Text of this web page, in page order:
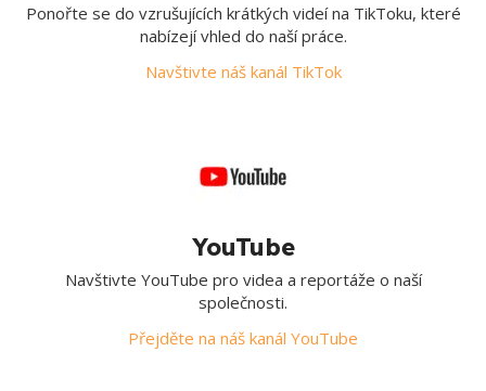
Ponořte se do vzrušujících krátkých videí na TikToku, které
nabízejí vhled do naší práce.
Navštivte náš kanál TikTok
YouTube
Navštivte YouTube pro videa a reportáže o naší
společnosti.
Přejděte na náš kanál YouTube